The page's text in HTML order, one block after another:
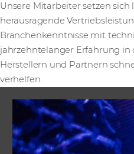
Unsere Mitarbeiter setzen
herausragende
Branchenkenntnisse mit
jahrzehntelanger Erfahrung
Herstellern und Partnern
verhelfen.